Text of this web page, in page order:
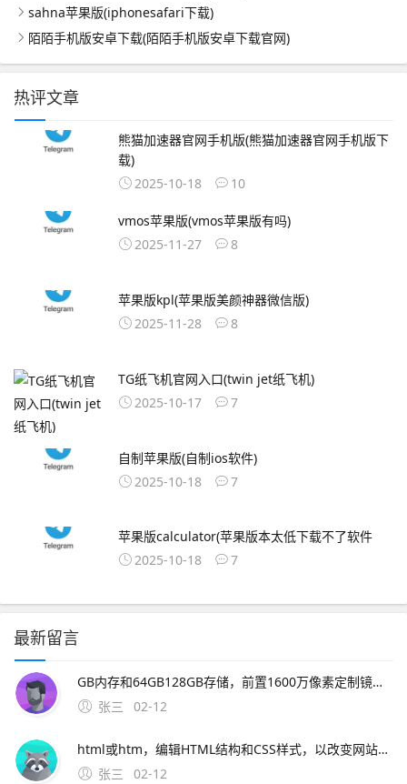
sahna苹果版(iphonesafari下载)
陌陌手机版安卓下载(陌陌手机版安卓下载官网)
热评文章
熊猫加速器官网手机版(熊猫加速器官网手机版下
载)
2025-10-18
10
vmos苹果版(vmos苹果版有吗)
2025-11-27
8
苹果版kpl(苹果版美颜神器微信版)
2025-11-28
8
TG纸飞机官网入口(twin jet纸飞机)
2025-10-17
7
自制苹果版(自制ios软件)
2025-10-18
7
苹果版calculator(苹果版本太低下载不了软件
2025-10-18
7
最新留言
GB内存和64GB128GB存储，前置1600万像素定制镜头，电池容量为4000mAh这款新机的上市将进一步丰富魅族的产品线，满足更多消费者。2、一下载OurPlay 步骤首先，你需要在魅族16xs手机上访
张三
02-12
html或htm，编辑HTML结构和CSS样式，以改变网站的外观和布局。
张三
02-12